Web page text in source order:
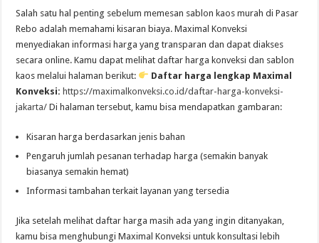
Salah satu hal penting sebelum memesan sablon kaos murah di Pasar
Rebo adalah memahami kisaran biaya. Maximal Konveksi
menyediakan informasi harga yang transparan dan dapat diakses
secara online. Kamu dapat melihat daftar harga konveksi dan sablon
kaos melalui halaman berikut:
Daftar harga lengkap Maximal
Konveksi: https://maximalkonveksi.co.id/daftar-harga-konveksi-
jakarta/ Di halaman tersebut, kamu bisa mendapatkan gambaran:
Kisaran harga berdasarkan jenis bahan
Pengaruh jumlah pesanan terhadap harga (semakin banyak
biasanya semakin hemat)
Informasi tambahan terkait layanan yang tersedia
Jika setelah melihat daftar harga masih ada yang ingin ditanyakan,
kamu bisa menghubungi Maximal Konveksi untuk konsultasi lebih